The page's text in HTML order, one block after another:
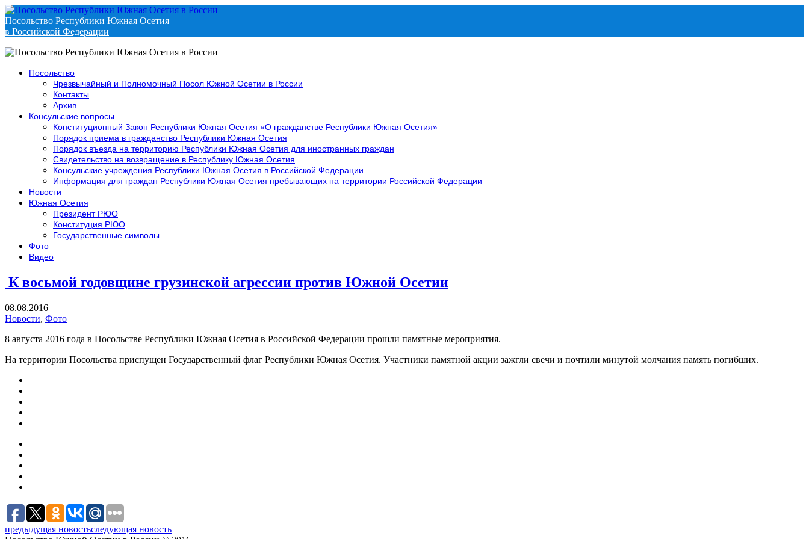
Посольство Республики Южная Осетия
в Российской Федерации
Посольство
Чрезвычайный и Полномочный Посол Южной Осетии в России
Контакты
Архив
Консульские вопросы
Конституционный Закон Республики Южная Осетия «О гражданстве Республики Южная Осетия»
Порядок приема в гражданство Республики Южная Осетия
Порядок въезда на территорию Республики Южная Осетия для иностранных граждан
Свидетельство на возвращение в Республику Южная Осетия
Консульские учреждения Республики Южная Осетия в Российской Федерации
Информация для граждан Республики Южная Осетия пребывающих на территории Российской Федерации
Новости
Южная Осетия
Президент РЮО
Конституция РЮО
Государственные символы
Фото
Видео
К восьмой годовщине грузинской агрессии против Южной Осетии
08.08.2016
Новости, Фото
8 августа 2016 года в Посольстве Республики Южная Осетия в Российской Федерации прошли памятные мероприятия.
На территории Посольства приспущен Государственный флаг Республики Южная Осетия. Участники памятной акции зажгли свечи и почтили минутой молчания память погибших.
предыдущая новостьследующая новость